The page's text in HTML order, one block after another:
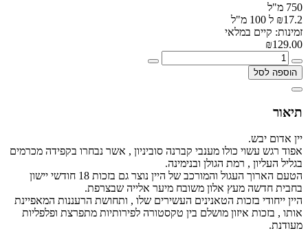
750 מ"ל
₪17.2 ל 100 מ"ל
זמינות: קיים במלאי
₪129.00
הוספה לסל
תיאור
יין אדום יבש.
אפוד רגש עשוי כולו מענבי קברנה סוביניון , אשר נבחרו בקפידה מכרמים
בגליל העליון , רמת הגולן ובנימינה.
הטעם הארוך העגול והמורכב של היין נוצר גם בזכות 18 חודשי יישון
בחבית חדשה מעץ אלון משובח מיער אלייה שבצרפת.
היין ייחודי בזכות הטאנינים העשירים שלו , ותחושת הרעננות המאפיינת
אותו , בזכות איזון מושלם בין טקסטורה לפירותיות מתפרצת ופלפליות
מעודנת.